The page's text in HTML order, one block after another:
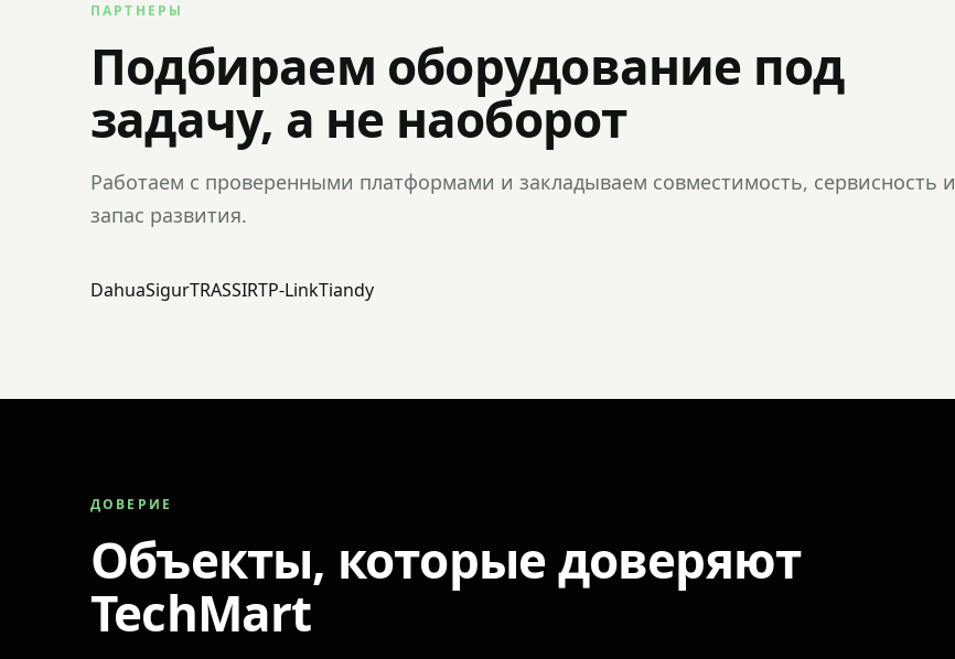
ПАРТНЕРЫ
Подбираем оборудование под
задачу, а не наоборот
Работаем с проверенными платформами и закладываем совместимость, сервисность и
запас развития.
DahuaSigurTRASSIRTP-LinkTiandy
ДОВЕРИЕ
Объекты, которые доверяют
TechMart